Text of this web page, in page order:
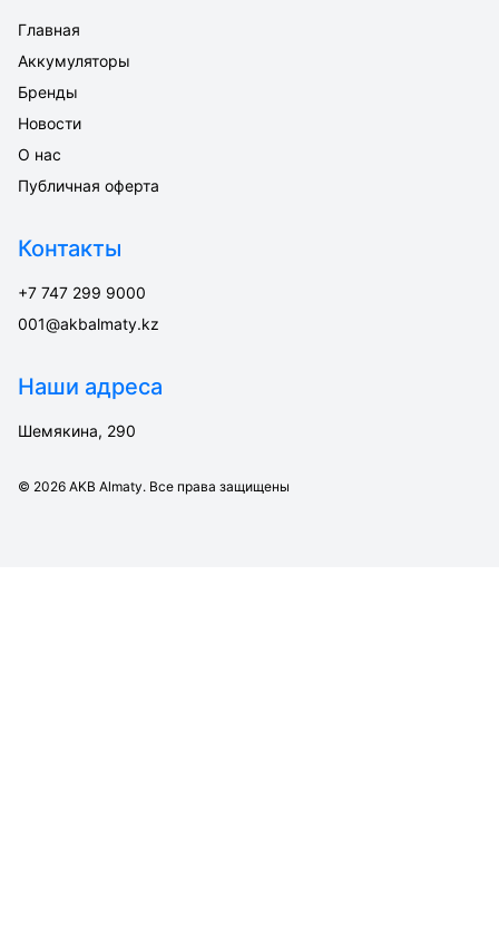
Главная
Аккумуляторы
Бренды
Новости
О нас
Публичная оферта
Контакты
+7 747 299 9000
001@akbalmaty.kz
Наши адреса
Шемякина, 290
© 2026 AKB Almaty. Все права защищены